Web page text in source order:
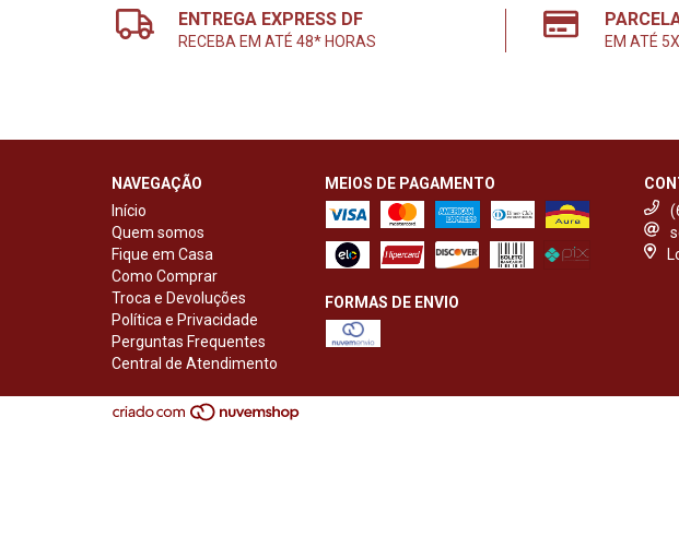
ENTREGA EXPRESS DF
RECEBA EM ATÉ 48* HORAS EM ATÉ
NAVEGAÇÃO
Início
Quem somos
Fique em Casa
Como Comprar
Troca e Devoluções
Política e Privacidade
Perguntas Frequentes
Central de Atendimento
MEIOS DE PAGAMENTO
FORMAS DE ENVIO